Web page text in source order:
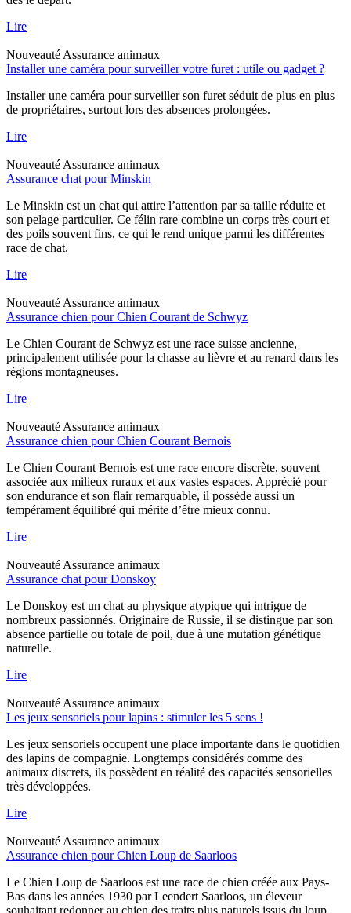
Lire
Nouveauté Assurance animaux
Installer une caméra pour surveiller votre furet : utile ou gadget ?
Installer une caméra pour surveiller son furet séduit de plus en plus
de propriétaires, surtout lors des absences prolongées.
Lire
Nouveauté Assurance animaux
Assurance chat pour Minskin
Le Minskin est un chat qui attire l’attention par sa taille réduite et
son pelage particulier. Ce félin rare combine un corps très court et
des poils souvent fins, ce qui le rend unique parmi les différentes
race de chat.
Lire
Nouveauté Assurance animaux
Assurance chien pour Chien Courant de Schwyz
Le Chien Courant de Schwyz est une race suisse ancienne,
principalement utilisée pour la chasse au lièvre et au renard dans les
régions montagneuses.
Lire
Nouveauté Assurance animaux
Assurance chien pour Chien Courant Bernois
Le Chien Courant Bernois est une race encore discrète, souvent
associée aux milieux ruraux et aux vastes espaces. Apprécié pour
son endurance et son flair remarquable, il possède aussi un
tempérament équilibré qui mérite d’être mieux connu.
Lire
Nouveauté Assurance animaux
Assurance chat pour Donskoy
Le Donskoy est un chat au physique atypique qui intrigue de
nombreux passionnés. Originaire de Russie, il se distingue par son
absence partielle ou totale de poil, due à une mutation génétique
naturelle.
Lire
Nouveauté Assurance animaux
Les jeux sensoriels pour lapins : stimuler les 5 sens !
Les jeux sensoriels occupent une place importante dans le quotidien
des lapins de compagnie. Longtemps considérés comme des
animaux discrets, ils possèdent en réalité des capacités sensorielles
très développées.
Lire
Nouveauté Assurance animaux
Assurance chien pour Chien Loup de Saarloos
Le Chien Loup de Saarloos est une race de chien créée aux Pays-
Bas dans les années 1930 par Leendert Saarloos, un éleveur